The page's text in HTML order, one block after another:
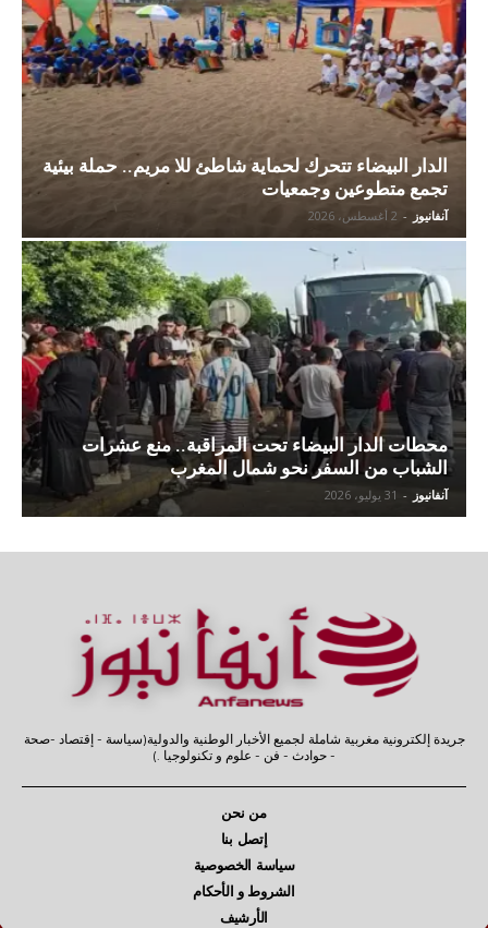
الدار البيضاء تتحرك لحماية شاطئ للا مريم.. حملة بيئية
تجمع متطوعين وجمعيات
آنفانيوز - 2 أغسطس، 2026
محطات الدار البيضاء تحت المراقبة.. منع عشرات
الشباب من السفر نحو شمال المغرب
آنفانيوز - 31 يوليو، 2026
جريدة إلكترونية مغربية شاملة لجميع الأخبار الوطنية والدولية(سياسة - إقتصاد -صحة
- حوادث - فن - علوم و تكنولوجيا .)
من نحن
إتصل بنا
سياسة الخصوصية
الشروط و الأحكام
الأرشيف